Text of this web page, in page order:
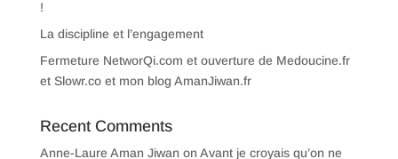
!
La discipline et l’engagement
Fermeture NetworQi.com et ouverture de Medoucine.fr
et Slowr.co et mon blog AmanJiwan.fr
Recent Comments
Anne-Laure Aman Jiwan on Avant je croyais qu’on ne